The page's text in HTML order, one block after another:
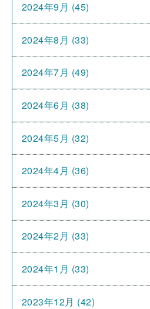
2024年9月 (45)
2024年8月 (33)
2024年7月 (49)
2024年6月 (38)
2024年5月 (32)
2024年4月 (36)
2024年3月 (30)
2024年2月 (33)
2024年1月 (33)
2023年12月 (42)